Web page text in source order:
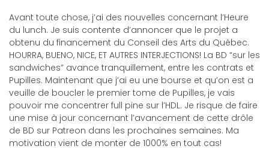
Avant toute chose, j’ai des nouvelles concernant l’Heure
du lunch. Je suis contente d’annoncer que le projet a
obtenu du financement du Conseil des Arts du Québec.
HOURRA, BUENO, NICE, ET AUTRES INTERJECTIONS! La BD “sur les
sandwiches” avance tranquillement, entre les contrats et
Pupilles. Maintenant que j’ai eu une bourse et qu’on est a
veuille de boucler le premier tome de Pupilles, je vais
pouvoir me concentrer full pine sur l’HDL. Je risque de faire
une mise à jour concernant l’avancement de cette drôle
de BD sur Patreon dans les prochaines semaines. Ma
motivation vient de monter de 1000% en tout cas!